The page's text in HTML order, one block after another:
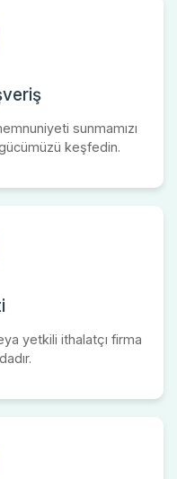
sunmamızı
keşfedin.
yetkili ithalatçı firma